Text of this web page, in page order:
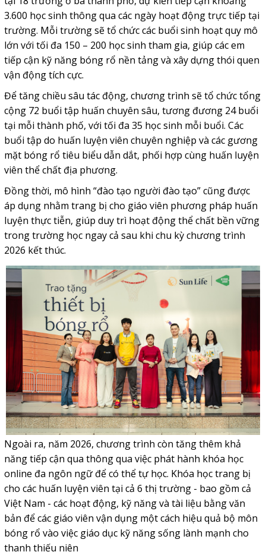
3.600 học sinh thông qua các ngày hoạt động trực tiếp tại
trường. Mỗi trường sẽ tổ chức các buổi sinh hoạt quy mô
lớn với tối đa 150 – 200 học sinh tham gia, giúp các em
tiếp cận kỹ năng bóng rổ nền tảng và xây dựng thói quen
vận động tích cực.
Để tăng chiều sâu tác động, chương trình sẽ tổ chức tổng
cộng 72 buổi tập huấn chuyên sâu, tương đương 24 buổi
tại mỗi thành phố, với tối đa 35 học sinh mỗi buổi. Các
buổi tập do huấn luyện viên chuyên nghiệp và các gương
mặt bóng rổ tiêu biểu dẫn dắt, phối hợp cùng huấn luyện
viên thể chất địa phương.
Đồng thời, mô hình “đào tạo người đào tạo” cũng được
áp dụng nhằm trang bị cho giáo viên phương pháp huấn
luyện thực tiễn, giúp duy trì hoạt động thể chất bền vững
trong trường học ngay cả sau khi chu kỳ chương trình
2026 kết thúc.
Ngoài ra, năm 2026, chương trình còn tăng thêm khả
năng tiếp cận qua thông qua việc phát hành khóa học
online đa ngôn ngữ để có thể tự học. Khóa học trang bị
cho các huấn luyện viên tại cả 6 thị trường - bao gồm cả
Việt Nam - các hoạt động, kỹ năng và tài liệu bằng văn
bản để các giáo viên vận dụng một cách hiệu quả bộ môn
bóng rổ vào việc giáo dục kỹ năng sống lành mạnh cho
thanh thiếu niên